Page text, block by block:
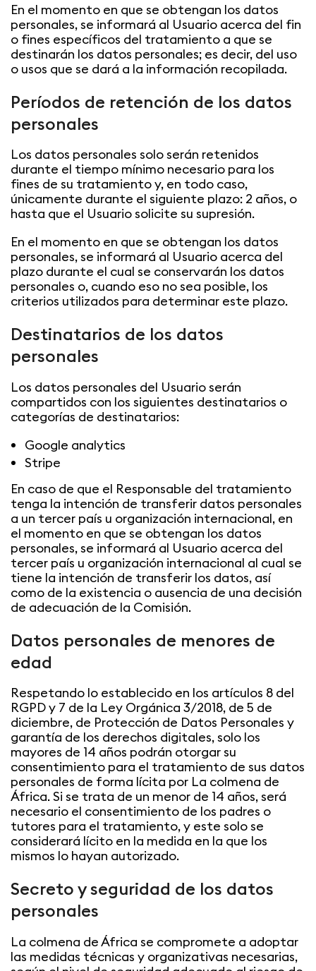
En el momento en que se obtengan los datos
personales, se informará al Usuario acerca del fin
o fines específicos del tratamiento a que se
destinarán los datos personales; es decir, del uso
o usos que se dará a la información recopilada.
Períodos de retención de los datos
personales
Los datos personales solo serán retenidos
durante el tiempo mínimo necesario para los
fines de su tratamiento y, en todo caso,
únicamente durante el siguiente plazo: 2 años, o
hasta que el Usuario solicite su supresión.
En el momento en que se obtengan los datos
personales, se informará al Usuario acerca del
plazo durante el cual se conservarán los datos
personales o, cuando eso no sea posible, los
criterios utilizados para determinar este plazo.
Destinatarios de los datos
personales
Los datos personales del Usuario serán
compartidos con los siguientes destinatarios o
categorías de destinatarios:
Google analytics
Stripe
En caso de que el Responsable del tratamiento
tenga la intención de transferir datos personales
a un tercer país u organización internacional, en
el momento en que se obtengan los datos
personales, se informará al Usuario acerca del
tercer país u organización internacional al cual se
tiene la intención de transferir los datos, así
como de la existencia o ausencia de una decisión
de adecuación de la Comisión.
Datos personales de menores de
edad
Respetando lo establecido en los artículos 8 del
RGPD y 7 de la Ley Orgánica 3/2018, de 5 de
diciembre, de Protección de Datos Personales y
garantía de los derechos digitales, solo los
mayores de 14 años podrán otorgar su
consentimiento para el tratamiento de sus datos
personales de forma lícita por La colmena de
África. Si se trata de un menor de 14 años, será
necesario el consentimiento de los padres o
tutores para el tratamiento, y este solo se
considerará lícito en la medida en la que los
mismos lo hayan autorizado.
Secreto y seguridad de los datos
personales
La colmena de África se compromete a adoptar
las medidas técnicas y organizativas necesarias,